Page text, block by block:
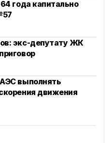
года капитально
экс-депутату ЖК
выполнять
движения